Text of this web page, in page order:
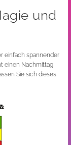
und
einfach spannender
einen Nachmittag
Sie sich dieses